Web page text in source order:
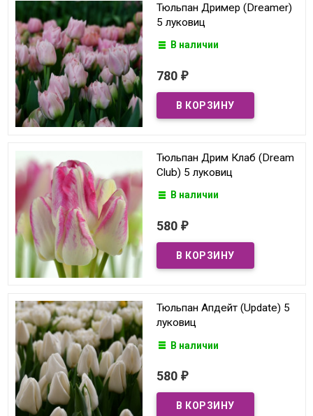
Тюльпан Дример (Dreamer)
5 луковиц
В наличии
780 ₽
Тюльпан Дрим Клаб (Dream
Club) 5 луковиц
В наличии
580 ₽
Тюльпан Апдейт (Update) 5
луковиц
В наличии
580 ₽